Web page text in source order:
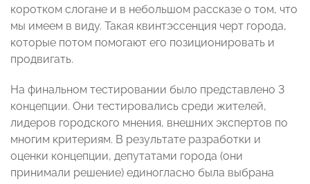
коротком слогане и в небольшом рассказе о том, что
мы имеем в виду. Такая квинтэссенция черт города,
которые потом помогают его позиционировать и
продвигать.
На финальном тестировании было представлено 3
концепции. Они тестировались среди жителей,
лидеров городского мнения, внешних экспертов по
многим критериям. В результате разработки и
оценки концепции, депутатами города (они
принимали решение) единогласно была выбрана